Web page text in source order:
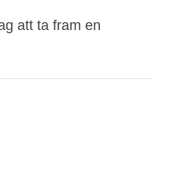
att ta fram en